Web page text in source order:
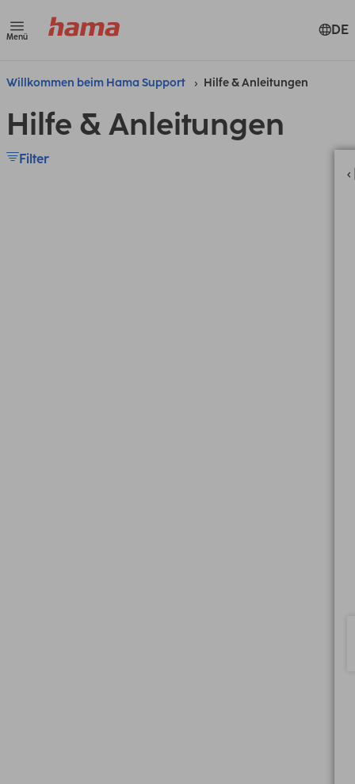
Menü DE
Willkommen beim Hama Support Hilfe & Anleitungen
Hilfe & Anleitungen
Filter